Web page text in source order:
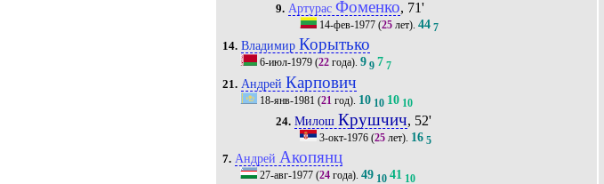
9. АртурасФоменко, 71'
14-фев-1977(25лет). 44 7
14. Владимир Корытько
6-июл-1979 (22 года).9 9 7 7
21. Андрей Карпович
18-янв-1981 (21 год). 10 10 10 10
24. Милош Крушчич, 52'
3-окт-1976(25лет). 16 5
7. АндрейАкопянц
27-авг-1977 (24 года).49 10 41 10